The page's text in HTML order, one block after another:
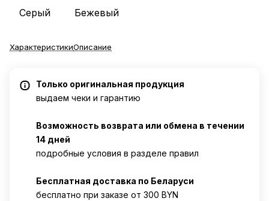
Серый Бежевый
ХарактеристикиОписание
Только оригинальная продукция
выдаем чеки и гарантию
Возможность возврата или обмена в течении
14 дней
подробные условия в разделе правил
Бесплатная доставка по Беларуси
бесплатно при заказе от 300 BYN